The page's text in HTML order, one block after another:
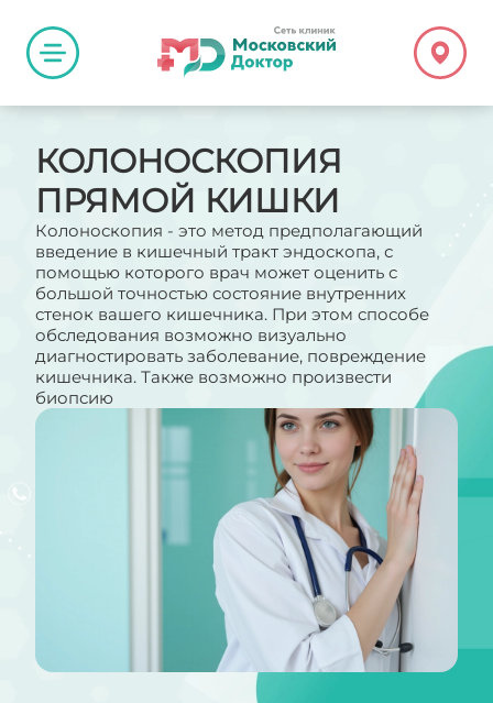
КОЛОНОСКОПИЯ
ПРЯМОЙ КИШКИ
Колоноскопия - это метод предполагающий
введение в кишечный тракт эндоскопа, с
помощью которого врач может оценить с
большой точностью состояние внутренних
стенок вашего кишечника. При этом способе
обследования возможно визуально
диагностировать заболевание, повреждение
кишечника. Также возможно произвести
биопсию